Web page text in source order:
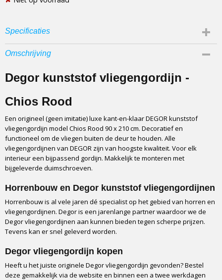
Specificaties
EAN code
Productcode leverancier
8785871804354
Omschrijving
Degor kunststof vliegengordijn -
Chios Rood
Een origineel (geen imitatie) luxe kant-en-klaar DEGOR kunststof
vliegengordijn model Chios Rood 90 x 210 cm. Decoratief en
functioneel om de vliegen buiten de deur te houden. Alle
vliegengordijnen van DEGOR zijn van hoogste kwaliteit. Voor elk
interieur een bijpassend gordijn. Makkelijk te monteren met
bijgeleverde duimschroeven.
Horrenbouw en Degor kunststof vliegengordijnen
Horrenbouw is al vele jaren dé specialist op het gebied van horren en
vliegengordijnen. Degor is een jarenlange partner waardoor we de
Degor vliegengordijnen aan kunnen bieden tegen scherpe prijzen.
Tevens kan er snel geleverd worden.
Degor vliegengordijn kopen
Heeft u het juiste originele Degor vliegengordijn gevonden? Bestel
deze gemakkelijk via de website en binnen een a twee werkdagen